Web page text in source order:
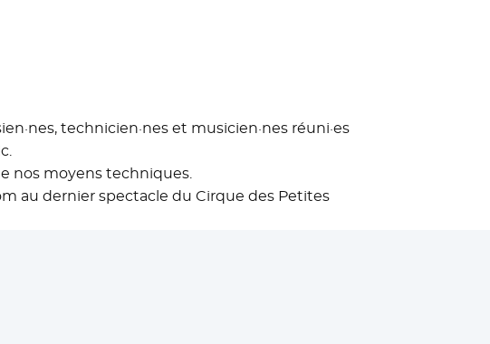
technicien·nes et musicien·nes réuni·es
nos moyens techniques.
au dernier spectacle du Cirque des Petites